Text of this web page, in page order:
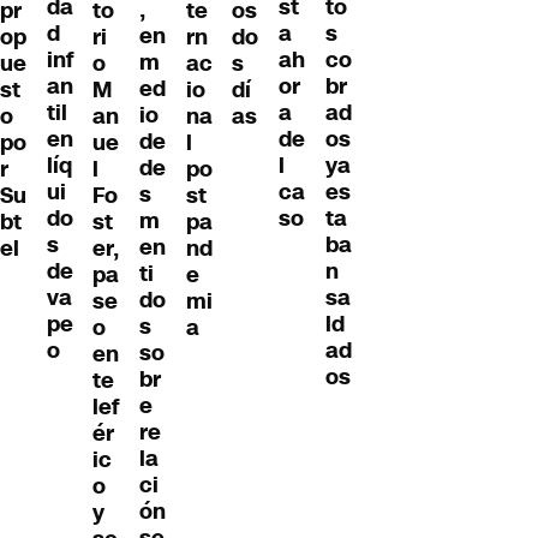
pr
op
ue
st
o
po
r
Su
bt
el
da
d
inf
an
til
en
líq
ui
do
s
de
va
pe
o
to
ri
o
M
an
ue
l
Fo
st
er,
pa
se
o
en
te
lef
ér
ic
o
y
,
en
m
ed
io
de
de
s
m
en
ti
do
s
so
br
e
re
la
ci
ón
te
rn
ac
io
na
l
po
st
pa
nd
e
mi
a
os
do
s
dí
as
st
a
ah
or
a
de
l
ca
so
to
s
co
br
ad
os
ya
es
ta
ba
n
sa
ld
ad
os